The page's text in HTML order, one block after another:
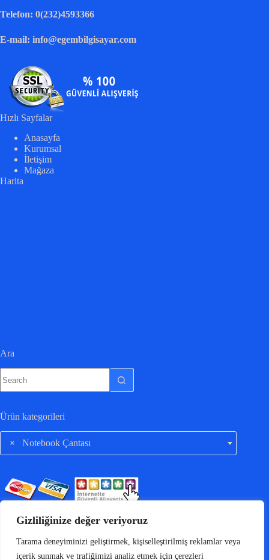
Gizliliğinize değer veriyoruz
Tarama deneyiminizi geliştirmek, kişiselleştirilmiş reklamlar veya
içerik sunmak ve trafiğimizi analiz etmek için çerezleri
Telefon: 0(232)4593366
E-mail: info@egembilgisayar.com
Hızlı Sayfalar
Anasayfa
Kurumsal
İletişim
Mağaza
Harita
Ara
Ürün kategorileri
× Notebook Çantası